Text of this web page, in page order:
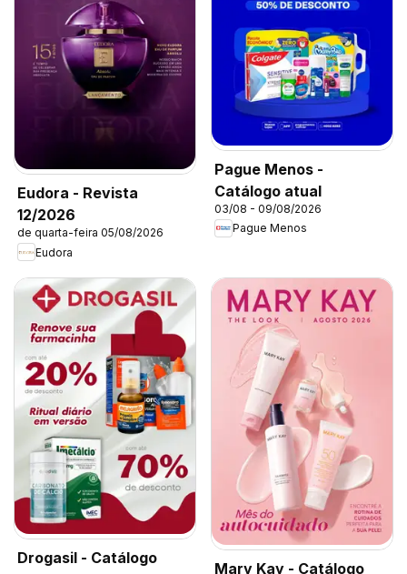
Eudora - Revista
12/2026
de quarta-feira 05/08/2026
Eudora
Pague Menos -
Catálogo atual
03/08 - 09/08/2026
Pague Menos
Drogasil - Catálogo
Mary Kay - Catálogo